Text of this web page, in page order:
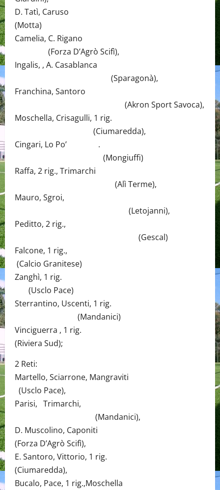
D. Tatì, Caruso
(Motta)
Camelia, C. Rigano
(Forza D’Agrò Scifì),
Ingalis, , A. Casablanca
(Sparagonà),
Franchina, Santoro
(Akron Sport Savoca),
Moschella, Crisagulli, 1 rig.
(Ciumaredda),
Cingari, Lo Po’ .
(Mongiuffi)
Raffa, 2 rig., Trimarchi
(Alì Terme),
Mauro, Sgroi,
(Letojanni),
Peditto, 2 rig.,
(Gescal)
Falcone, 1 rig.,
(Calcio Granitese)
Zanghì, 1 rig.
(Usclo Pace)
Sterrantino, Uscenti, 1 rig.
(Mandanici)
Vinciguerra , 1 rig.
(Riviera Sud);
2 Reti:
Martello, Sciarrone, Mangraviti
(Usclo Pace),
Parisi, Trimarchi,
(Mandanici),
D. Muscolino, Caponiti
(Forza D’Agrò Scifì),
E. Santoro, Vittorio, 1 rig.
(Ciumaredda),
Bucalo, Pace, 1 rig.,Moschella